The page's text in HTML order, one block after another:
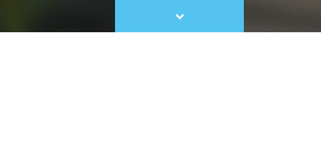
Scroll
to